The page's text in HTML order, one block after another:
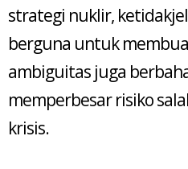
strategi nuklir,
berguna untuk
ambiguitas juga
memperbesar risiko
krisis.